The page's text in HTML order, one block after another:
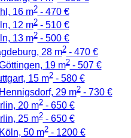
16 m2- 470 €
12 m2- 510 €
13 m2- 500 €
28 m2- 470 €
19 m2- 507 €
15 m2- 580 €
Hennigsdorf, 29 m2- 730 €
20 m2- 650 €
25 m2- 650 €
Köln, 50 m2- 1200 €